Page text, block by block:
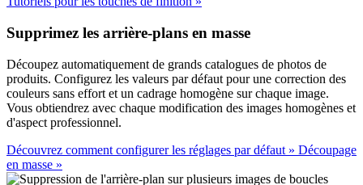
Supprimez les arrière-plans en masse
Découpez automatiquement de grands catalogues de photos de
produits. Configurez les valeurs par défaut pour une correction des
couleurs sans effort et un cadrage homogène sur chaque image.
Vous obtiendrez avec chaque modification des images homogènes et
d'aspect professionnel.
Découvrez comment configurer les réglages par défaut » Découpage
en masse »